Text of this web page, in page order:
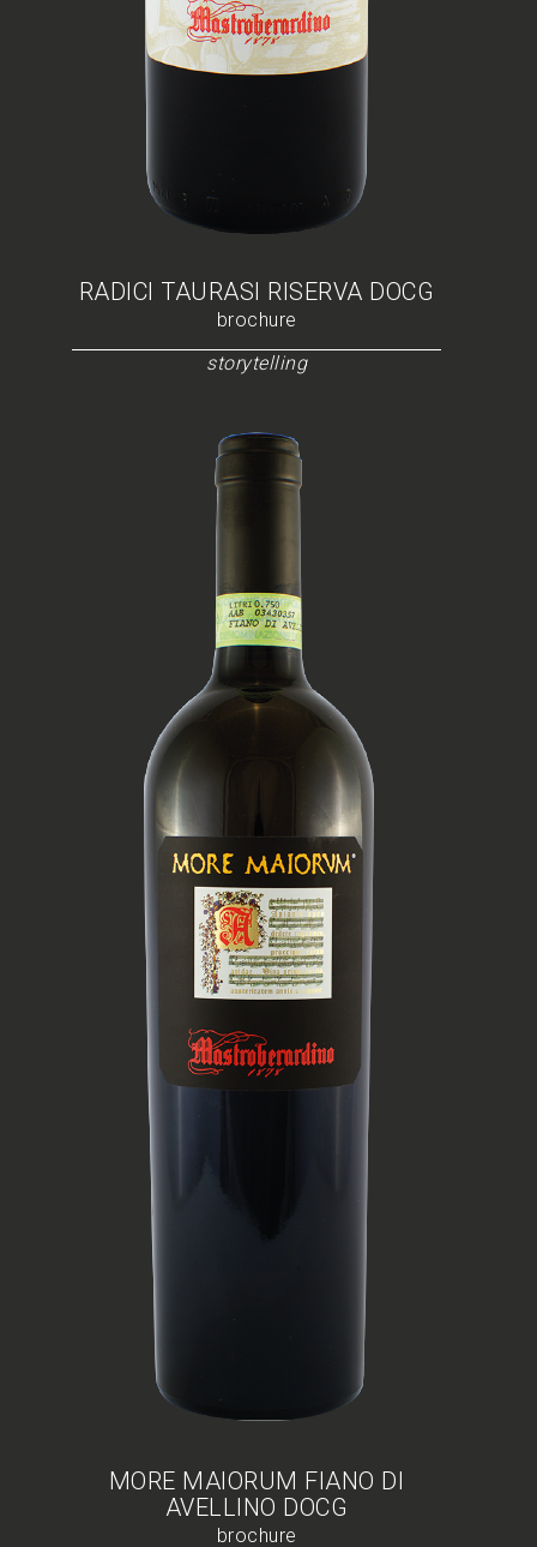
RADICI TAURASI RISERVA DOCG
brochure
storytelling
MORE MAIORUM FIANO DI
AVELLINO DOCG
brochure